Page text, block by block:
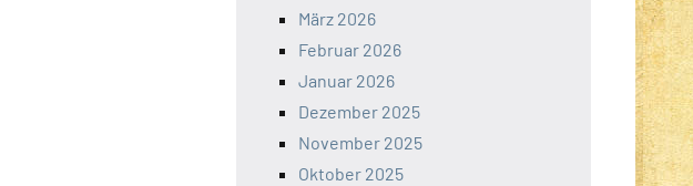
März 2026
Februar 2026
Januar 2026
Dezember 2025
November 2025
Oktober 2025